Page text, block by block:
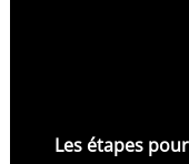
Les étapes